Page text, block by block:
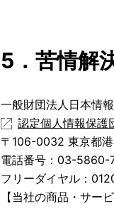
5．苦情解
一般財団法人日本情
認定個人情報保護
〒106-0032 東京都
電話番号：03-5860-
フリーダイヤル：
【当社の商品・サー